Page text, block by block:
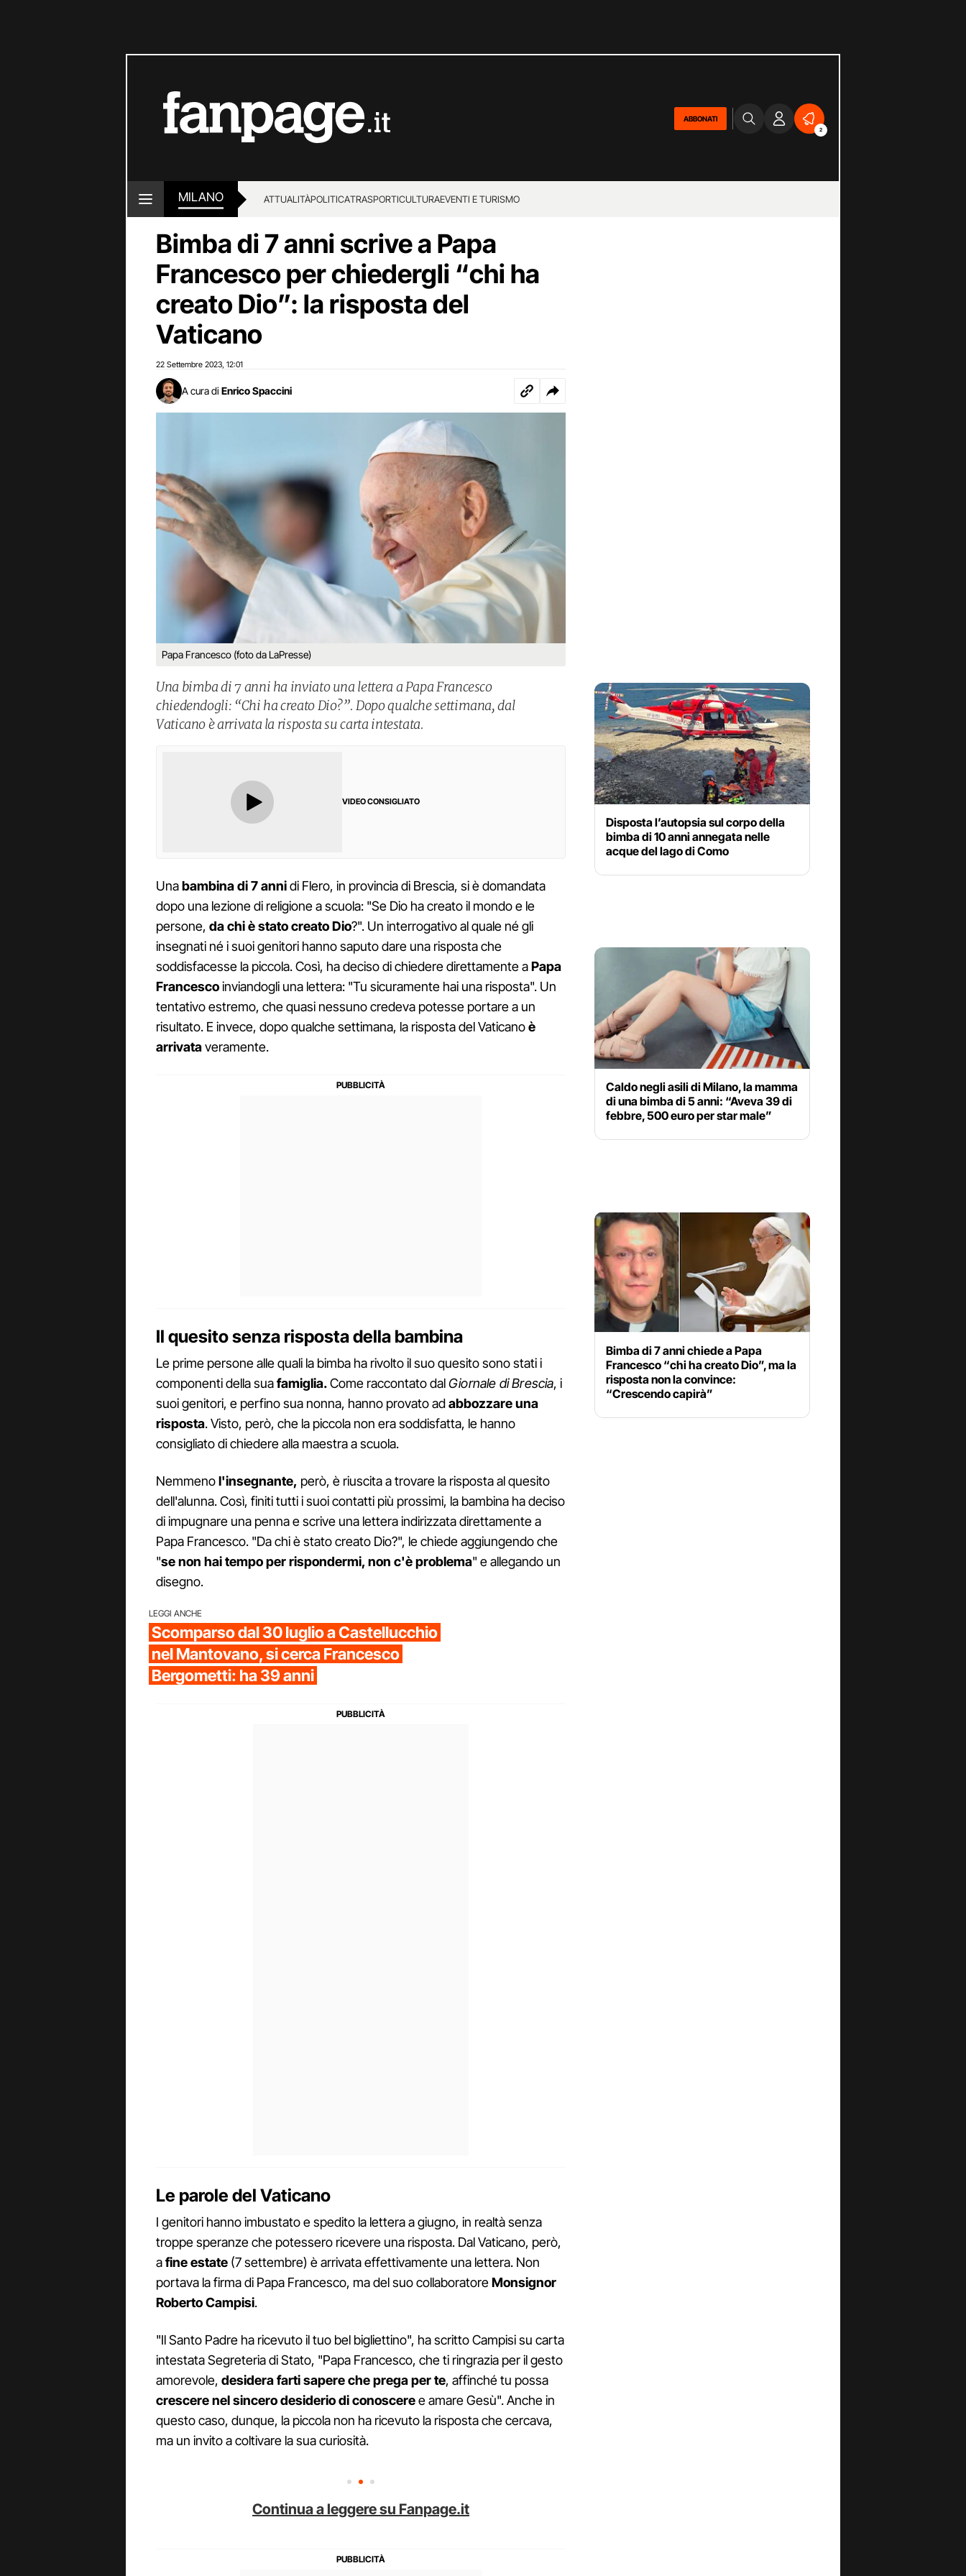
ABBONATI
2
MILANO ATTUALITÀPOLITICATRASPORTICULTURAEVENTI E TURISMO
Bimba di 7 anni scrive a Papa
Francesco per chiedergli “chi ha
creato Dio”: la risposta del
Vaticano
22 Settembre 2023 12:01
A cura di Enrico Spaccini
Papa Francesco (foto da LaPresse)
Una bimba di 7 anni ha inviato una lettera a Papa Francesco
chiedendogli: “Chi ha creato Dio?”. Dopo qualche settimana, dal
Vaticano è arrivata la risposta su carta intestata.
VIDEO CONSIGLIATO
Unabambina di 7 annidi Flero, in provincia di Brescia, si è domandata
dopo una lezione di religione a scuola: "Se Dio ha creato il mondo e le
persone, da chi è stato creato Dio?". Un interrogativo al quale né gli
insegnati né i suoi genitori hanno saputo dare una risposta che
soddisfacesse la piccola. Così, ha deciso di chiedere direttamente aPapa
Francescoinviandogli una lettera: "Tu sicuramente hai una risposta". Un
tentativo estremo, che quasi nessuno credeva potesse portare a un
risultato. E invece, dopo qualche settimana, la risposta del Vaticanoè
arrivataveramente.
Il quesito senza risposta della bambina
Le prime persone alle quali la bimba ha rivolto il suo quesito sono stati i
componenti della suafamiglia.Come raccontato dalGiornale di Brescia, i
suoi genitori, e perfino sua nonna, hanno provato adabbozzare una
risposta. Visto, però, che la piccola non era soddisfatta, le hanno
consigliato di chiedere alla maestra a scuola.
Nemmenol'insegnante, però, è riuscita a trovare la risposta al quesito
dell'alunna. Così, finiti tutti i suoi contatti più prossimi, la bambina ha deciso
di impugnare una penna e scrive una lettera indirizzata direttamente a
Papa Francesco. "Da chi è stato creato Dio?", le chiede aggiungendo che
"se non hai tempo per rispondermi, non c'è problema" e allegando un
disegno.
LEGGI ANCHE
Scomparso dal 30 luglio a Castellucchio
nel Mantovano, si cerca Francesco
Bergometti: ha 39 anni
Le parole del Vaticano
I genitori hanno imbustato e spedito la lettera a giugno, in realtà senza
troppe speranze che potessero ricevere una risposta. Dal Vaticano, però,
afine estate (7 settembre) è arrivata effettivamente una lettera. Non
portava la firma di Papa Francesco, ma del suo collaboratoreMonsignor
Roberto Campisi.
"Il Santo Padre ha ricevuto il tuo bel bigliettino", ha scritto Campisi su carta
intestata Segreteria di Stato, "Papa Francesco, che ti ringrazia per il gesto
amorevole, desidera farti sapere che prega per te, affinché tu possa
crescere nel sincero desiderio di conosceree amare Gesù". Anche in
questo caso, dunque, la piccola non ha ricevuto la risposta che cercava,
ma un invito a coltivare la sua curiosità.
Continua a leggere su Fanpage.it
Disposta l’autopsia sul corpo della
bimba di 10 anni annegata nelle
acque del lago di Como
Caldo negli asili di Milano, la mamma
di una bimba di 5 anni: “Aveva 39 di
febbre, 500 euro per star male”
Bimba di 7 anni chiede a Papa
Francesco “chi ha creato Dio”, ma la
risposta non la convince:
“Crescendo capirà”